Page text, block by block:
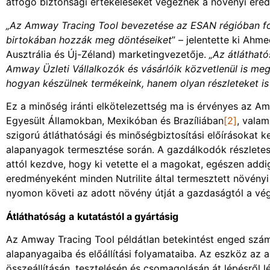
„Az Amway Tracing Tool bevezetése az ESAN
birtokában hozzák meg döntéseiket” – jelentette ki
Ausztrália és Új-Zéland) marketingvezetője. „Az
Amway Üzleti Vállalkozók és vásárlóik közvetlenül is
hogyan készülnek termékeink, hanem olyan részleteket
Ez a minőség iránti elkötelezettség ma is érvényes az
Egyesült Államokban, Mexikóban és Brazíliában[2],
szigorú átláthatósági és minőségbiztosítási előírásokat
alapanyagok termesztése során. A gazdálkodók
attól kezdve, hogy ki vetette el a magokat, egészen
eredményeként minden Nutrilite által termesztett
nyomon követi az adott növény útját a gazdaságtól a
Átláthatóság a kutatástól a gyártásig
Az Amway Tracing Tool példátlan betekintést enged
alapanyagaiba és előállítási folyamataiba. Az eszköz az